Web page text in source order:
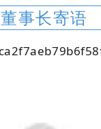
董事长寄语